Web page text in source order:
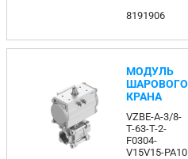
8191906
МОДУЛЬ
ШАРОВОГО
КРАНА
VZBE-A-3/8-
T-63-T-2-
F0304-
V15V15-PA10